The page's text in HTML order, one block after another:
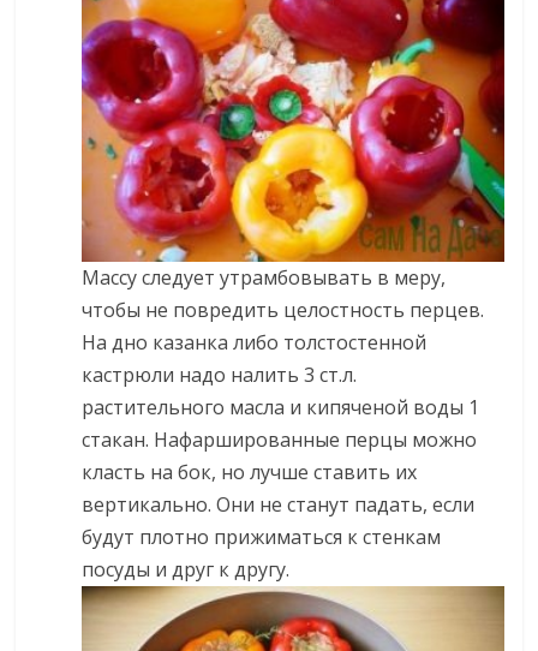
Массу следует утрамбовывать в меру,
чтобы не повредить целостность перцев.
На дно казанка либо толстостенной
кастрюли надо налить 3 ст.л.
растительного масла и кипяченой воды 1
стакан. Нафаршированные перцы можно
класть на бок, но лучше ставить их
вертикально. Они не станут падать, если
будут плотно прижиматься к стенкам
посуды и друг к другу.